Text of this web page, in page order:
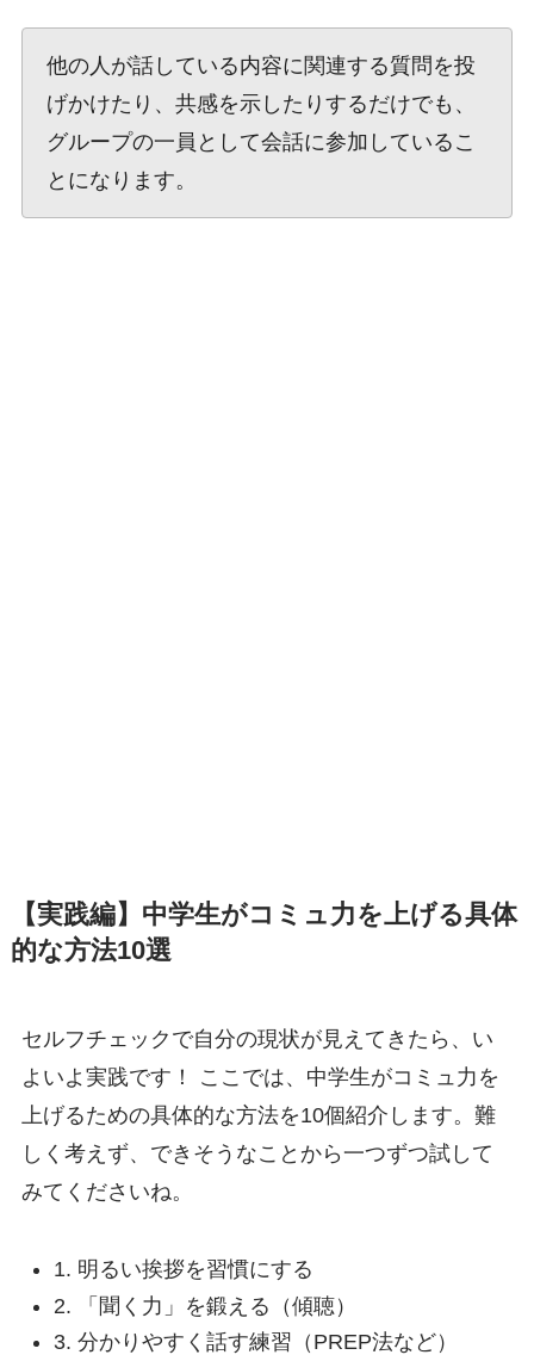
他の人が話している内容に関連する質問を投
げかけたり、共感を示したりするだけでも、
グループの一員として会話に参加しているこ
とになります。
【実践編】中学生がコミュ力を上げる具体
的な方法10選
セルフチェックで自分の現状が見えてきたら、い
よいよ実践です！ ここでは、中学生がコミュ力を
上げるための具体的な方法を10個紹介します。難
しく考えず、できそうなことから一つずつ試して
みてくださいね。
1. 明るい挨拶を習慣にする
2. 「聞く力」を鍛える（傾聴）
3. 分かりやすく話す練習（PREP法など）